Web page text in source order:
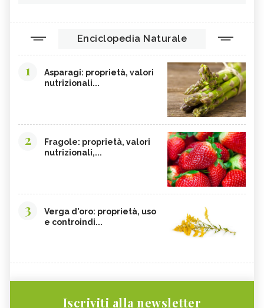
Enciclopedia Naturale
1
Asparagi: proprietà, valori
nutrizionali...
2
Fragole: proprietà, valori
nutrizionali,...
3
Verga d'oro: proprietà, uso
e controindi...
Iscriviti alla newsletter